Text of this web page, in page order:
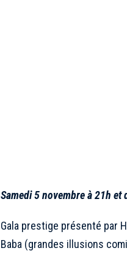
Samedi 5 novembre à 21h
Gala prestige présenté par
Baba (grandes illusions